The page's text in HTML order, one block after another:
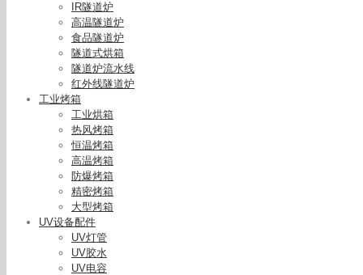
IR隧道炉
高温隧道炉
食品隧道炉
隧道式烘箱
隧道炉流水线
红外线隧道炉
工业烤箱
工业烘箱
热风烤箱
恒温烤箱
高温烤箱
防爆烤箱
精密烤箱
大型烤箱
UV设备配件
UV灯管
UV胶水
UV电容